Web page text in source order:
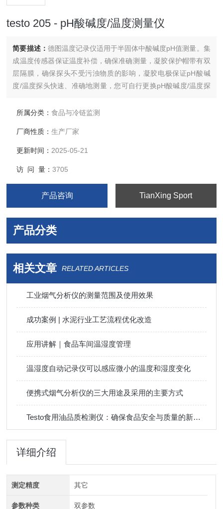
testo 205 - pH酸碱度/温度测量仪
简要描述： 德图温度记录仪适用于半固体中酸碱度pH值测量。集
成温度传感器保证温度补偿，确保准确测量，凝胶保护帽带有双
层隔膜，确保探头不受污浊物质的影响，凝胶电极保证pH酸碱
度/温度探头快速、准确地测量，您可自行更换pH酸碱度/温度探
所属分类：食品与冷链监测
厂商性质：生产厂家
更新时间： 2025-05-21
访 问 量：3705
产品咨询 TianXing Sport
产品分类
相关文章 RELATED ARTICLES
工业烟气分析仪的测量范围及使用效果
成功案例 | 水泥行业工艺流程优化改造
应用讲解｜食品车间温湿度管理
温湿度自动记录仪可以感应微小的温度和湿度变化
便携式烟气分析仪的三大用途及采用的主要方式
Testo食用油品质检测仪：确保食品安全与质量的新标准
详细介绍
测定精度 其它
参数种类 双参数